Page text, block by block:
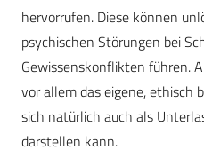
hervorrufen. Diese können
psychischen Störungen bei
Gewissenskonflikten führen.
vor allem das eigene, ethisch
sich natürlich auch als
darstellen kann.